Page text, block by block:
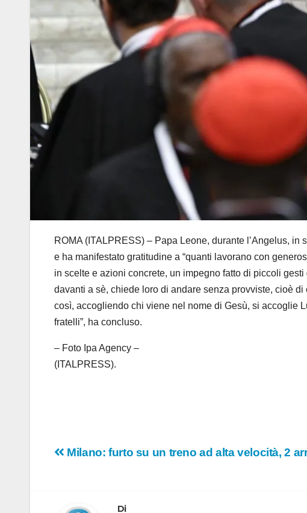
ROMA (ITALPRESS) – Papa Leone, durante l’Angelus,
e ha manifestato gratitudine a “quanti lavorano con
in scelte e azioni concrete, un impegno fatto di piccoli
davanti a sè, chiede loro di andare senza provviste, cioè
così, accogliendo chi viene nel nome di Gesù, si accoglie
fratelli”, ha concluso.
– Foto Ipa Agency –
(ITALPRESS).
Navigazione
Milano: furto su un treno ad alta velocità, 2
Di